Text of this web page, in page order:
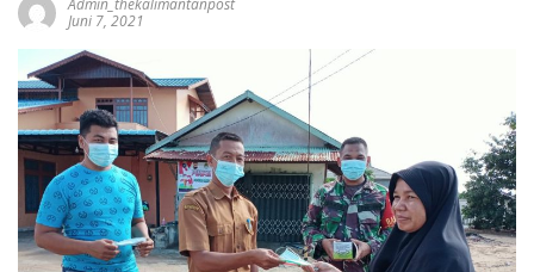
Admin_thekalimantanpost
Juni 7, 2021